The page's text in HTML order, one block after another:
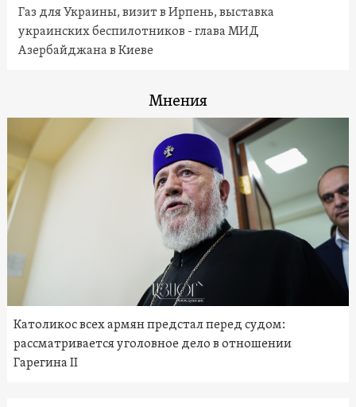
Газ для Украины, визит в Ирпень, выставка
украинских беспилотников - глава МИД
Азербайджана в Киеве
Мнения
Католикос всех армян предстал перед судом:
рассматривается уголовное дело в отношении
Гарегина II